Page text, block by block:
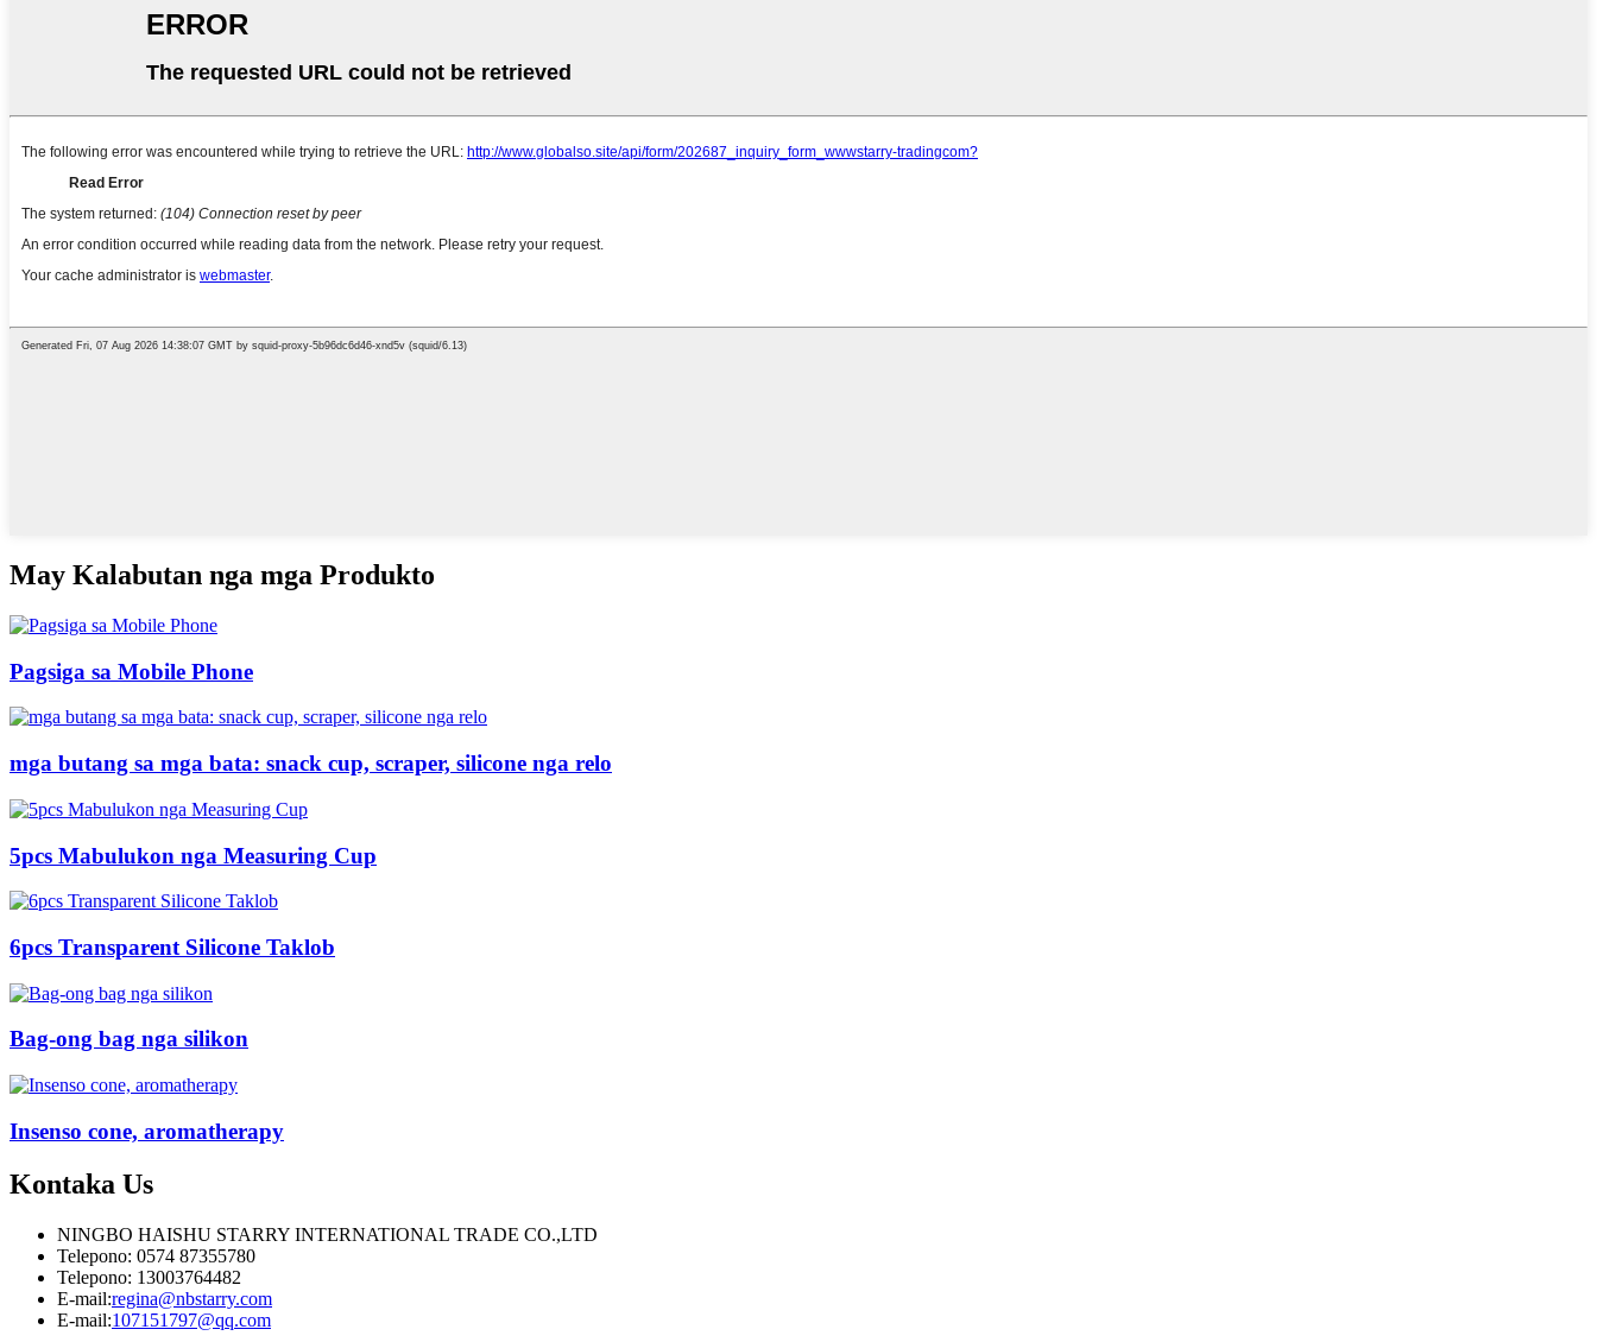
May Kalabutan nga mga Produkto
Pagsiga sa Mobile Phone
mga butang sa mga bata: snack cup, scraper, silicone nga relo
5pcs Mabulukon nga Measuring Cup
6pcs Transparent Silicone Taklob
Bag-ong bag nga silikon
Insenso cone, aromatherapy
Kontaka Us
NINGBO HAISHU STARRY INTERNATIONAL TRADE CO.,LTD
Telepono: 0574 87355780
Telepono: 13003764482
E-mail:regina@nbstarry.com
E-mail:107151797@qq.com